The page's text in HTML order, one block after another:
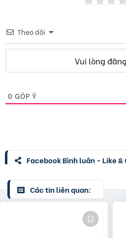
Theo dõi
Vui lòng
0 GÓP Ý
Facebook Bình luận - Like &
Các tin liên quan: